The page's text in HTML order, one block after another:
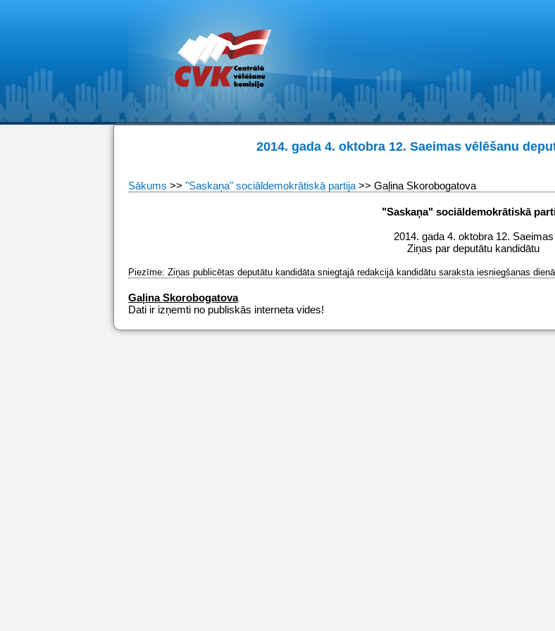
2014. gada 4. oktobra 12. Saeimas vēlēšanu
Sākums >> "Saskaņa" sociāldemokrātiskā partija >> Gaļina Skorobogatova
"Saskaņa" sociāldemokrātiskā
2014. gada 4. oktobra 12. Saeimas
Ziņas par deputātu kandidātu
Piezīme: Ziņas publicētas deputātu kandidāta sniegtajā redakcijā kandidātu saraksta iesniegšanas
Gaļina Skorobogatova
Dati ir izņemti no publiskās interneta vides!